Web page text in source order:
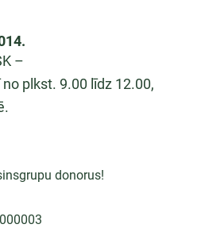
–
plkst. 9.00 līdz 12.00,
donorus!